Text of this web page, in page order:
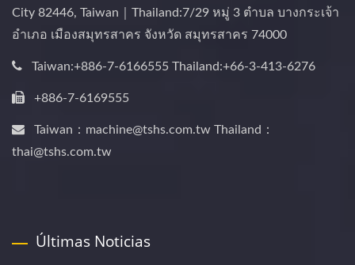
City 82446, Taiwan｜Thailand:7/29 หมู่ 3 ตำบล บางกระเจ้า
อำเภอ เมืองสมุทรสาคร จังหวัด สมุทรสาคร 74000
Taiwan:+886-7-6166555 Thailand:+66-3-413-6276
+886-7-6169555
Taiwan：machine@tshs.com.tw Thailand：
thai@tshs.com.tw
Últimas Noticias